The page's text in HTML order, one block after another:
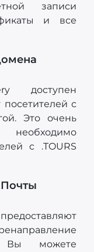
записи
и все
доступен
с
Это очень
c .TOURS
Вы можете